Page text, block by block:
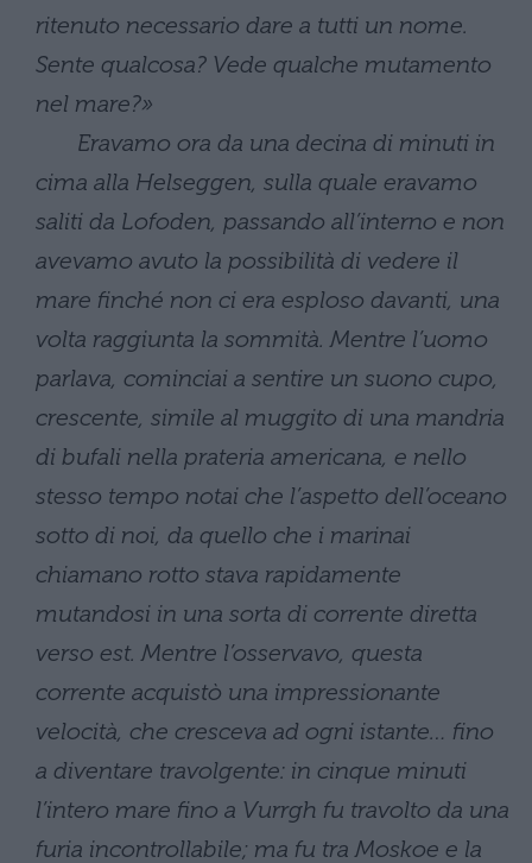
ritenuto necessario dare a tutti un nome.
Sente qualcosa? Vede qualche mutamento
nel mare?»
Eravamo ora da una decina di minuti in
cima alla Helseggen, sulla quale eravamo
saliti da Lofoden, passando all’interno e non
avevamo avuto la possibilità di vedere il
mare finché non ci era esploso davanti, una
volta raggiunta la sommità. Mentre l’uomo
parlava, cominciai a sentire un suono cupo,
crescente, simile al muggito di una mandria
di bufali nella prateria americana, e nello
stesso tempo notai che l’aspetto dell’oceano
sotto di noi, da quello che i marinai
chiamano rotto stava rapidamente
mutandosi in una sorta di corrente diretta
verso est. Mentre l’osservavo, questa
corrente acquistò una impressionante
velocità, che cresceva ad ogni istante… fino
a diventare travolgente: in cinque minuti
l’intero mare fino a Vurrgh fu travolto da una
furia incontrollabile; ma fu tra Moskoe e la